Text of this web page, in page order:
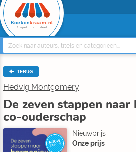
Boeken kraam.nl
Stapel op voordeel
TERUG
Hedvig Montgomery
De zeven stappen naar
co-ouderschap
NIEUW
BINNEN
Nieuwprijs
Onze prijs